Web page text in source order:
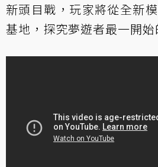
新頭目戰，玩家將從全新
基地，探究夢遊者最一開始